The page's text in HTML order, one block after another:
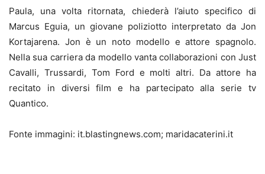
Paula, una volta ritornata, chiederà l’aiuto specifico di
Marcus Eguia, un giovane poliziotto interpretato da Jon
Kortajarena. Jon è un noto modello e attore spagnolo.
Nella sua carriera da modello vanta collaborazioni con Just
Cavalli, Trussardi, Tom Ford e molti altri. Da attore ha
recitato in diversi film e ha partecipato alla serie tv
Quantico.
Fonte immagini: it.blastingnews.com; maridacaterini.it